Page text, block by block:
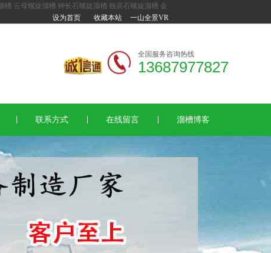
槽 云母螺旋溜槽 钾长石螺旋溜槽 独居石螺旋溜槽 金
设为首页 收藏本站 一山全景VR
全国服务咨询热线
13687977827
联系方式 在线留言 溜槽博客